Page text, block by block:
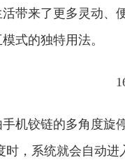
带来了更多灵动、
式的独特用法。
机铰链的多角度旋
时，系统就会自动